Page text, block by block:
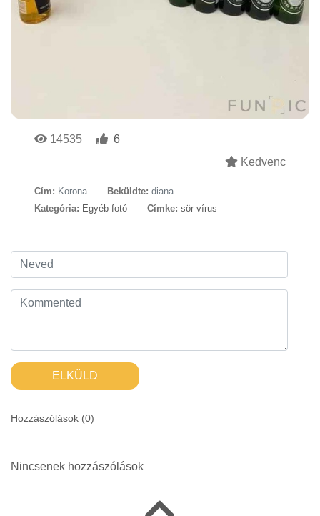
14535
6
Kedvenc
Cím: Korona Beküldte: diana
Kategória: Egyéb fotó Címke: sör vírus
ELKÜLD
Hozzászólások (0)
Nincsenek hozzászólások